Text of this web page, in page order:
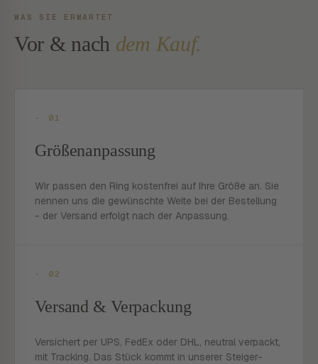
WAS SIE ERWARTET
Vor & nach dem Kauf.
- 01
Größenanpassung
Wir passen den Ring kostenfrei auf Ihre Größe an. Sie
nennen uns die gewünschte Weite bei der Bestellung
- der Versand erfolgt nach der Anpassung.
- 02
Versand & Verpackung
Versichert per UPS, FedEx oder DHL, neutral verpackt,
mit Tracking. Das Stück kommt in unserer Steiger-